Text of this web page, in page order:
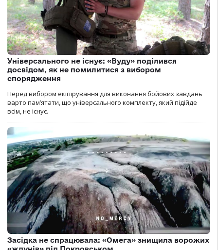
Універсального не існує: «Вуду» поділився
досвідом, як не помилитися з вибором
спорядження
Перед вибором екіпірування для виконання бойових завдань
варто пам’ятати, що універсального комплекту, який підійде
всім, не існує.
Засідка не спрацювала: «Омега» знищила ворожих